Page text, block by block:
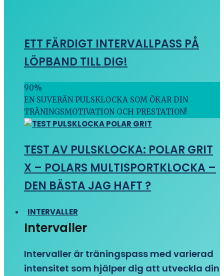
ETT FÄRDIGT INTERVALLPASS PÅ
LÖPBAND TILL DIG!
90%
EN SUVERÄN PULSKLOCKA SOM ÖKAR DIN
TRÄNINGSMOTIVATION OCH PRESTATION!
TEST AV PULSKLOCKA: POLAR GRIT
X – POLARS MULTISPORTKLOCKA –
DEN BÄSTA JAG HAFT ?
INTERVALLER
Intervaller
Intervaller är träningspass med varierad
intensitet som hjälper dig att utveckla din